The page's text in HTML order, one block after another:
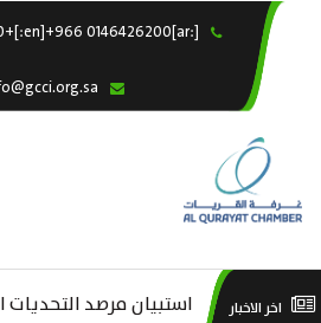
[:ar]966146426200+[:en]+966 0146426200[:] ×
خدماتنا
التقديم
اخر الاخبار
استبيان مرصد التحديات